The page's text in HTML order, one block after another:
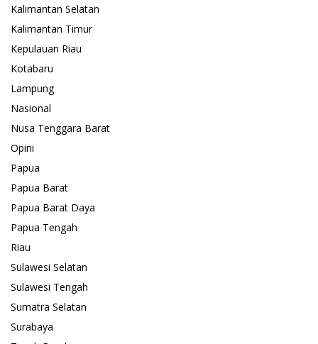
Kalimantan Selatan
Kalimantan Timur
Kepulauan Riau
Kotabaru
Lampung
Nasional
Nusa Tenggara Barat
Opini
Papua
Papua Barat
Papua Barat Daya
Papua Tengah
Riau
Sulawesi Selatan
Sulawesi Tengah
Sumatra Selatan
Surabaya